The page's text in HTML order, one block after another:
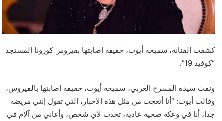
كشفت الفنانة، سميحة أيوب، حقيقة إصابتها بفيروس كورونا المستجد
“كوفيد 19”.
ونفت سيدة المسرح العربي، سميحة أيوب، حقيقة إصابتها بالفيروس،
وقالت أيوب: “أنا أتعجب من مثل هذه الأخبار، التي تقول إنني مريضة
جدا، أنا في وعكة صحية عادية، تحدث لأي شخص، وأعاني من آلام في